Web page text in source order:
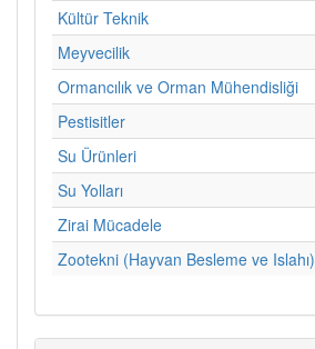
Kültür Teknik
Meyvecilik
Ormancılık ve Orman Mühendisliği
Pestisitler
Su Ürünleri
Su Yolları
Zirai Mücadele
Zootekni (Hayvan Besleme ve Islahı)